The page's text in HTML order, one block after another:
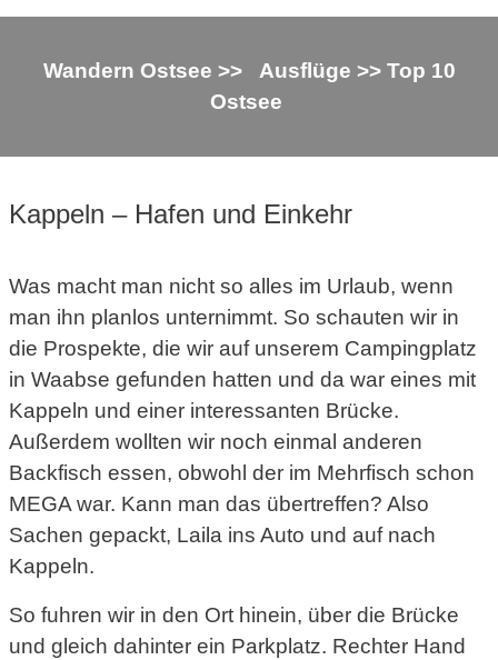
Wandern Ostsee >> Ausflüge >> Top 10
Ostsee
Kappeln – Hafen und Einkehr
Was macht man nicht so alles im Urlaub, wenn
man ihn planlos unternimmt. So schauten wir in
die Prospekte, die wir auf unserem Campingplatz
in Waabse gefunden hatten und da war eines mit
Kappeln und einer interessanten Brücke.
Außerdem wollten wir noch einmal anderen
Backfisch essen, obwohl der im Mehrfisch schon
MEGA war. Kann man das übertreffen? Also
Sachen gepackt, Laila ins Auto und auf nach
Kappeln.
So fuhren wir in den Ort hinein, über die Brücke
und gleich dahinter ein Parkplatz. Rechter Hand